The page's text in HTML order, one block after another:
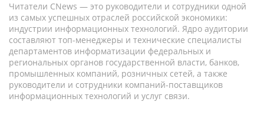
Читатели CNews — это руководители и сотрудники одной
из самых успешных отраслей российской экономики:
индустрии информационных технологий. Ядро аудитории
составляют топ-менеджеры и технические специалисты
департаментов информатизации федеральных и
региональных органов государственной власти, банков,
промышленных компаний, розничных сетей, а также
руководители и сотрудники компаний-поставщиков
информационных технологий и услуг связи.